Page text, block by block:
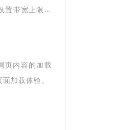
置带宽上限与
网络下网页
页内容的加载
加载体验。